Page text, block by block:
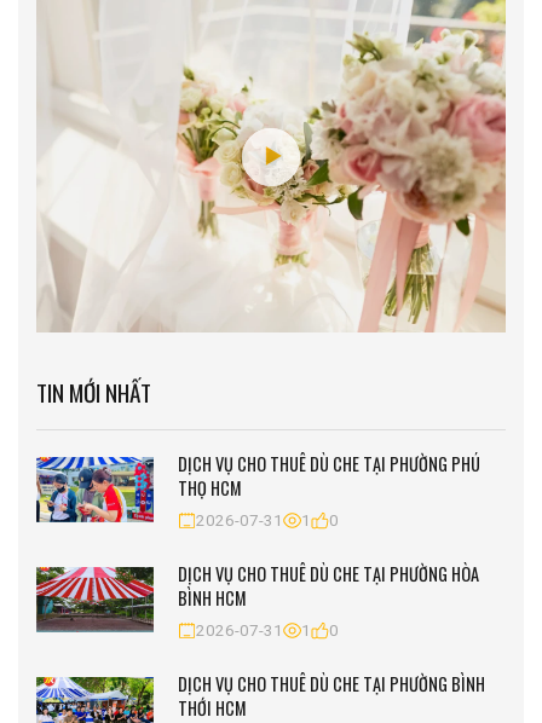
TIN MỚI NHẤT
DỊCH VỤ CHO THUÊ DÙ CHE TẠI PHƯỜNG PHÚ
THỌ HCM
2026-07-31 1 0
DỊCH VỤ CHO THUÊ DÙ CHE TẠI PHƯỜNG HÒA
BÌNH HCM
2026-07-31 1 0
DỊCH VỤ CHO THUÊ DÙ CHE TẠI PHƯỜNG BÌNH
THỚI HCM